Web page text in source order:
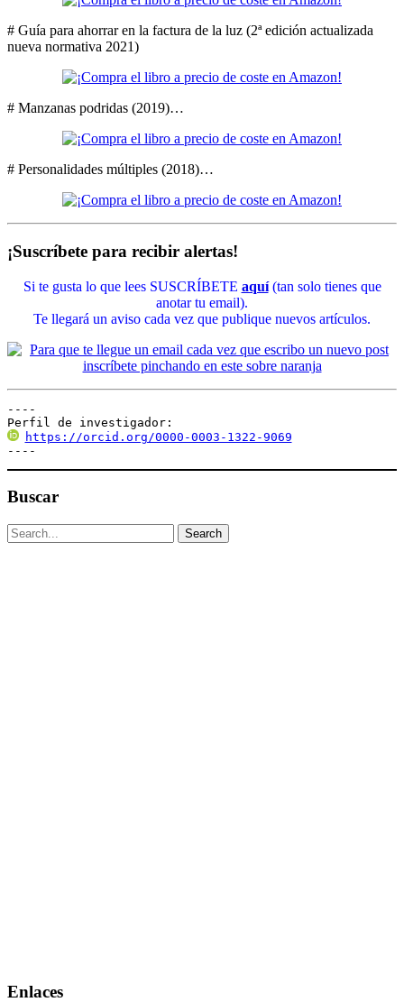
# Guía para ahorrar en la factura de la luz (2ª edición actualizada
nueva normativa 2021)
# Manzanas podridas (2019)…
# Personalidades múltiples (2018)…
¡Suscríbete para recibir alertas!
Si te gusta lo que lees SUSCRÍBETE aquí(tan solo tienes que
anotar tu email).
Te llegará un aviso cada vez que publique nuevos artículos.
----
Perfil de investigador:
https://orcid.org/0000-0003-1322-9069
----
Buscar
Enlaces